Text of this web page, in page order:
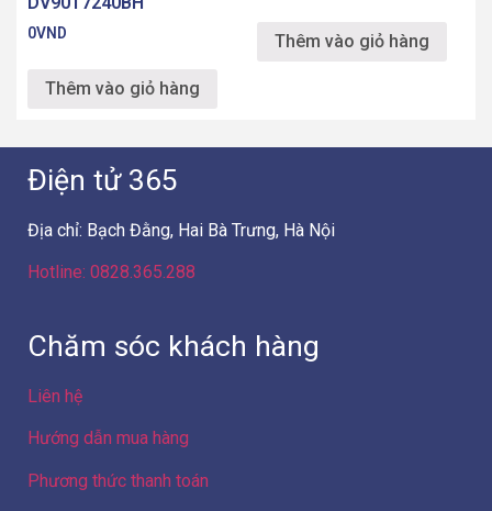
0VND
Thêm vào giỏ hàng
Thêm vào giỏ hàng
Điện tử 365
Địa chỉ: Bạch Đằng, Hai Bà Trưng, Hà Nội
Hotline: 0828.365.288
Chăm sóc khách hàng
Liên hệ
Hướng dẫn mua hàng
Phương thức thanh toán